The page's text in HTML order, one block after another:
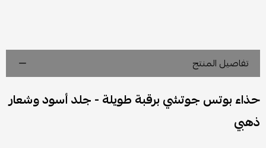
تفاصيل المنتج
حذاء بوتس جوتشي برقبة طويلة - جلد أسود وشعار
ذهبي